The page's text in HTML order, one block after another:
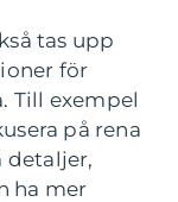
tas upp
för
Till exempel
på rena
detaljer,
ha mer